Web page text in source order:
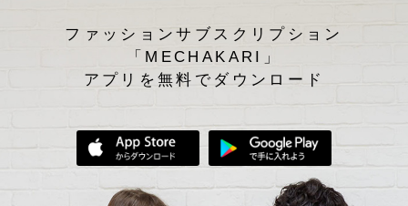
ファッションサブスクリプション
「MECHAKARI」
アプリを無料でダウンロード
App Storeからダウンロード